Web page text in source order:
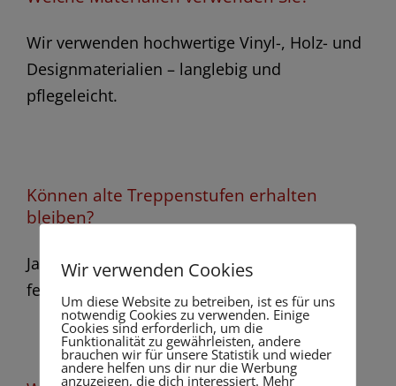
Wir verwenden hochwertige Vinyl-, Holz- und
Designmaterialien – langlebig und
pflegeleicht.
Können alte Treppenstufen erhalten
bleiben?
Ja, wir renovieren bestehende Stufen oder
fertigen neue Auflagen passgenau an.
Wir verwenden Cookies
Um diese Website zu betreiben, ist es für uns
notwendig Cookies zu verwenden. Einige
Cookies sind erforderlich, um die
Funktionalität zu gewährleisten, andere
brauchen wir für unsere Statistik und wieder
andere helfen uns dir nur die Werbung
anzuzeigen, die dich interessiert. Mehr